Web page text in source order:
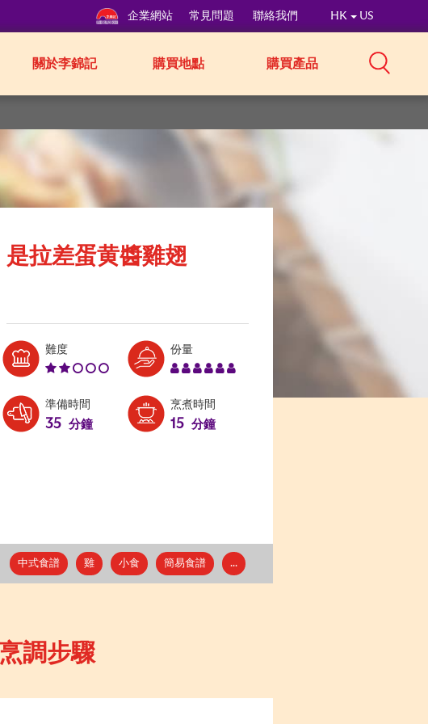
企業網站 常見問題 聯絡我們 HK US
關於李錦記 購買地點 購買產品
是拉差蛋黄醬雞翅
難度Level:
份量Serves:
準備時間
35 分鐘
烹煮時間
15 分鐘
中式食譜 雞 小食 簡易食譜 ...
烹調步驟